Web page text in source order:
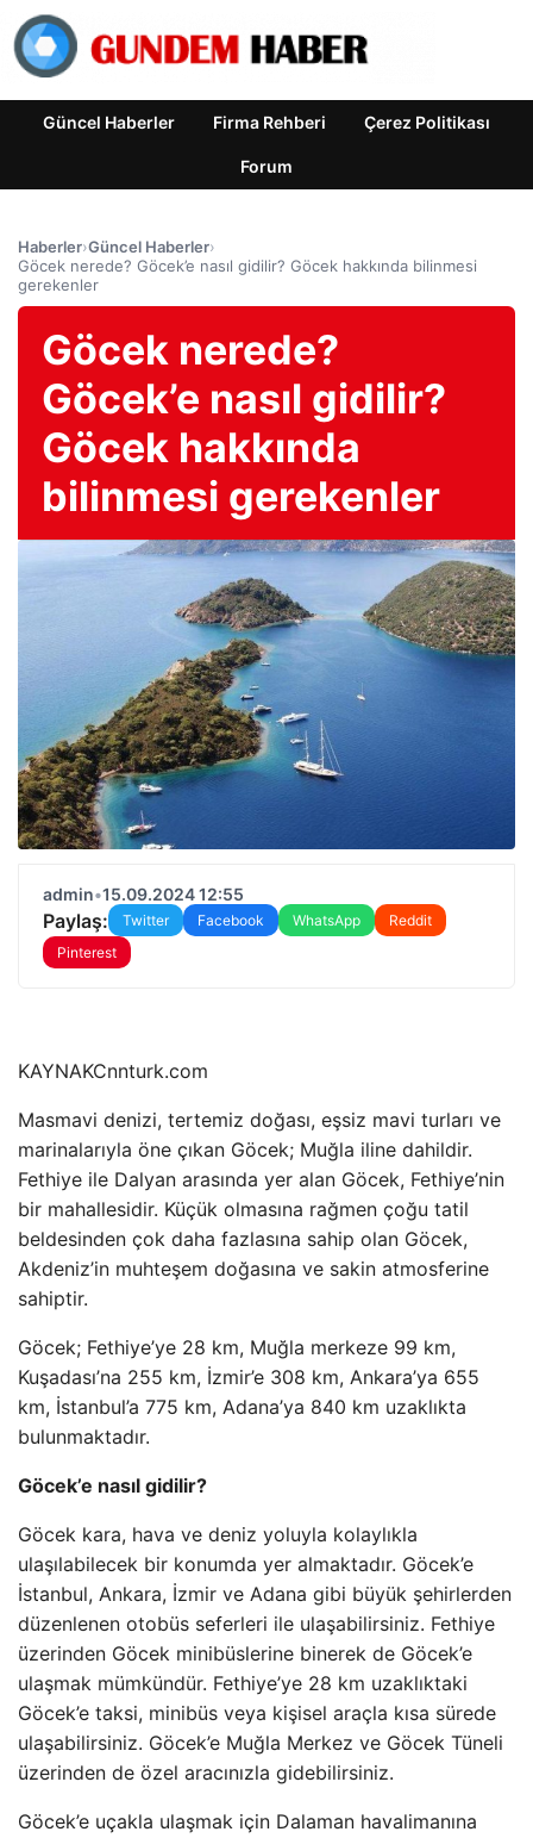
Güncel Haberler Firma Rehberi Çerez Politikası
Forum
Haberler›Güncel Haberler›
Göcek nerede? Göcek’e nasıl gidilir? Göcek hakkında bilinmesi
gerekenler
Göcek nerede?
Göcek’e nasıl gidilir?
Göcek hakkında
bilinmesi gerekenler
admin•15.09.2024 12:55
Paylaş: Twitter Facebook WhatsApp
Reddit
Pinterest
KAYNAKCnnturk.com
Masmavi denizi, tertemiz doğası, eşsiz mavi turları ve
marinalarıyla öne çıkan Göcek; Muğla iline dahildir.
Fethiye ile Dalyan arasında yer alan Göcek, Fethiye’nin
bir mahallesidir. Küçük olmasına rağmen çoğu tatil
beldesinden çok daha fazlasına sahip olan Göcek,
Akdeniz’in muhteşem doğasına ve sakin atmosferine
sahiptir.
Göcek; Fethiye’ye 28 km, Muğla merkeze 99 km,
Kuşadası’na 255 km, İzmir’e 308 km, Ankara’ya 655
km, İstanbul’a 775 km, Adana’ya 840 km uzaklıkta
bulunmaktadır.
Göcek’e nasıl gidilir?
Göcek kara, hava ve deniz yoluyla kolaylıkla
ulaşılabilecek bir konumda yer almaktadır. Göcek’e
İstanbul, Ankara, İzmir ve Adana gibi büyük şehirlerden
düzenlenen otobüs seferleri ile ulaşabilirsiniz. Fethiye
üzerinden Göcek minibüslerine binerek de Göcek’e
ulaşmak mümkündür. Fethiye’ye 28 km uzaklıktaki
Göcek’e taksi, minibüs veya kişisel araçla kısa sürede
ulaşabilirsiniz. Göcek’e Muğla Merkez ve Göcek Tüneli
üzerinden de özel aracınızla gidebilirsiniz.
Göcek’e uçakla ulaşmak için Dalaman havalimanına